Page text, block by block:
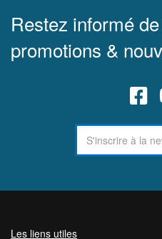
Restez informé
promotions &
Les liens utiles